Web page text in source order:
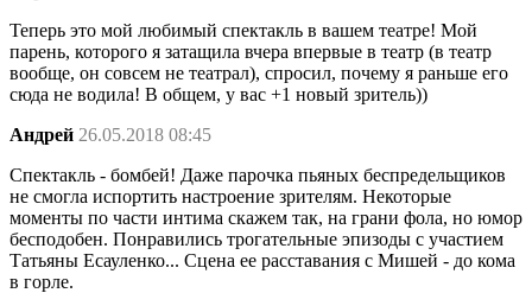
Теперь это мой любимый спектакль в вашем театре! Мой
парень, которого я затащила вчера впервые в театр (в театр
вообще, он совсем не театрал), спросил, почему я раньше его
сюда не водила! В общем, у вас +1 новый зритель))
Андрей 26.05.2018 08:45
Спектакль - бомбей! Даже парочка пьяных беспредельщиков
не смогла испортить настроение зрителям. Некоторые
моменты по части интима скажем так, на грани фола, но юмор
бесподобен. Понравились трогательные эпизоды с участием
Татьяны Есауленко... Сцена ее расставания с Мишей - до кома
в горле.